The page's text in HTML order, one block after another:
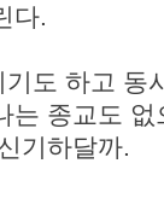
다.
도 하고 동
는 종교도
기하달까.